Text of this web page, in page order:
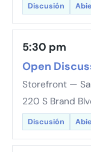
Discusión
5:30 pm
Open
Storefront —
220 S Brand
Discusión